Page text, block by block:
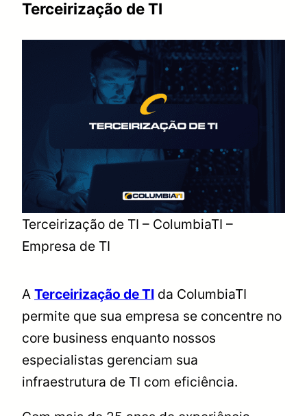
Terceirização de TI
Terceirização de TI – ColumbiaTI –
Empresa de TI
A Terceirização de TI da ColumbiaTI
permite que sua empresa se concentre no
core business enquanto nossos
especialistas gerenciam sua
infraestrutura de TI com eficiência.